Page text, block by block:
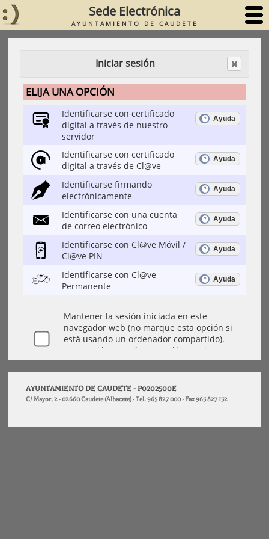
Sede Electrónica
AYUNTAMIENTO DE CAUDETE
Iniciar sesión
AYUNTAMIENTO DE CAUDETE - P0202500E
C/ Mayor, 2 · 02660 Caudete (Albacete) · Tel. 965 827 000 · Fax 965 827 152